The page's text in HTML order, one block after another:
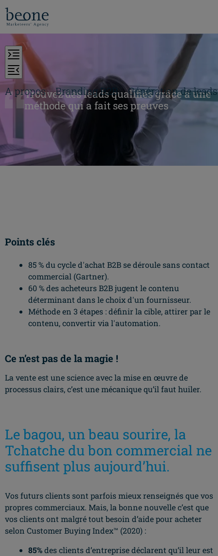
A propos Branding B2B Génération de leads
Trouvez des leads qualifiés grâce à une
méthode qui a fait ses preuves
Points clés
85 % du cycle d'achat B2B se déroule sans contact
commercial (Gartner).
60 % des acheteurs B2B jugent le contenu
déterminant dans le choix d'un fournisseur.
Méthode en 3 étapes : définir la cible, attirer par le
contenu, convertir via l'automation.
Ce n’est pas de la magie !
La vente est une science avec la mise en œuvre de
processus clairs, c’est une mécanique qu’il faut huiler.
Le bagou, un beau sourire, la
Tchatche du bon commercial ne
suffisent plus aujourd’hui.
Vos futurs clients sont parfois mieux renseignés que vos
propres commerciaux. Mais, la bonne nouvelle c’est que
vos clients ont malgré tout besoin d’aide pour acheter
selon Customer Buying Index™ (2020) :
85%des clients d’entreprise déclarent qu’il leur est